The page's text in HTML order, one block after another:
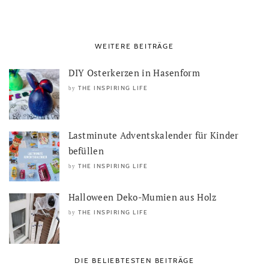
WEITERE BEITRÄGE
DIY Osterkerzen in Hasenform
by THE INSPIRING LIFE
Lastminute Adventskalender für Kinder
befüllen
by THE INSPIRING LIFE
Halloween Deko-Mumien aus Holz
by THE INSPIRING LIFE
DIE BELIEBTESTEN BEITRÄGE